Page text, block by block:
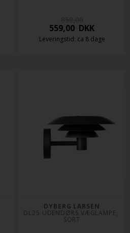
559,00 DKK
Leveringstid: ca 8 dage
DYBERG LARSEN
DL25 UDENDØRS VÆGLAMPE,
SORT